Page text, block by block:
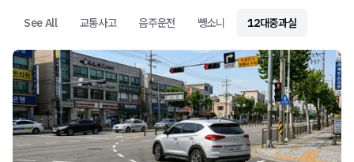
See All 교통사고 음주운전 뺑소니 12대중과실